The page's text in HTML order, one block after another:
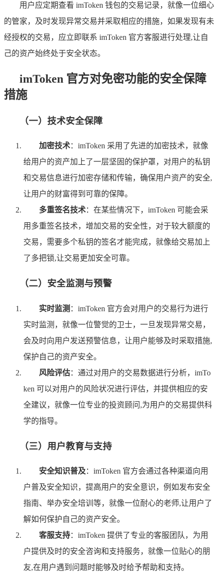
用户应定期查看 imToken 钱包的交易记录，就像一位细心
的管家，及时发现异常交易并采取相应的措施，如果发现有未
经授权的交易，应立即联系 imToken 官方客服进行处理,让自
己的资产始终处于安全状态。
imToken 官方对免密功能的安全保障
措施
（一）技术安全保障
加密技术：imToken 采用了先进的加密技术，就像
给用户的资产加上了一层坚固的保护罩，对用户的私钥
和交易信息进行加密存储和传输，确保用户资产的安全,
让用户的财富得到可靠的保障。
多重签名技术：在某些情况下，imToken 可能会采
用多重签名技术，增加交易的安全性，对于较大额度的
交易，需要多个私钥的签名才能完成，就像给交易加上
了多把锁,让交易更加安全可靠。
（二）安全监测与预警
实时监测 ：imToken 官方会对用户的交易行为进行
实时监测，就像一位警觉的卫士，一旦发现异常交易，
会及时向用户发送预警信息，让用户能够及时采取措施,
保护自己的资产安全。
风险评估：通过对用户的交易数据进行分析，imTo
ken 可以对用户的风险状况进行评估，并提供相应的安
全建议，就像一位专业的投资顾问,为用户的交易提供科
学的指导。
（三）用户教育与支持
安全知识普及 ：imToken 官方会通过各种渠道向用
户普及安全知识，提高用户的安全意识，例如发布安全
指南、举办安全培训等，就像一位耐心的老师,让用户了
解如何保护自己的资产安全。
客服支持：imToken 提供了专业的客服团队，为用
户提供及时的安全咨询和支持服务，就像一位贴心的朋
友,在用户遇到问题时能够及时给予帮助和支持。